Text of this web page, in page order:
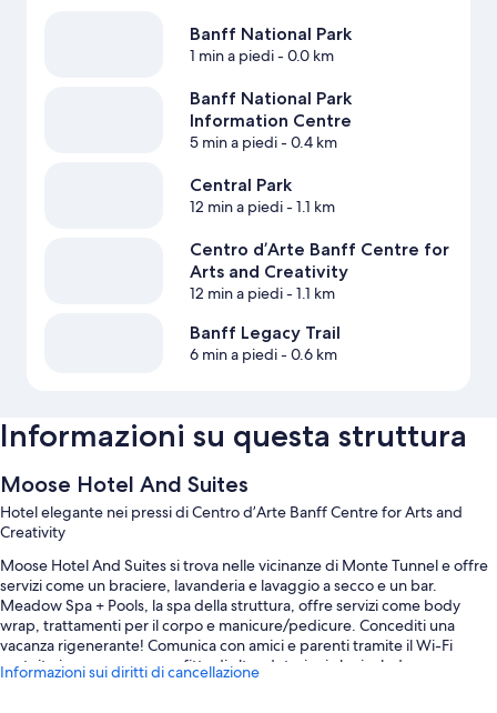
Banff National Park
1 min a piedi- 0.0 km
Banff National Park
Information Centre
5 min a piedi- 0.4 km
Central Park
12 min a piedi- 1.1 km
Centro d’Arte Banff Centre for
Arts and Creativity
12 min a piedi- 1.1 km
Banff Legacy Trail
6 min a piedi- 0.6 km
Informazioni su questa struttura
Moose Hotel And Suites
Hotel elegante nei pressi di Centro d’Arte Banff Centre for Arts and
Creativity
Moose Hotel And Suites si trova nelle vicinanze di Monte Tunnel e offre
servizi come un braciere, lavanderia e lavaggio a secco e un bar.
Meadow Spa + Pools, la spa della struttura, offre servizi come body
wrap, trattamenti per il corpo e manicure/pedicure. Concediti una
vacanza rigenerante! Comunica con amici e parenti tramite il Wi-Fi
gratuito in camera e approfitta di altre dotazioni che includono una
Informazioni sui diritti di cancellazione